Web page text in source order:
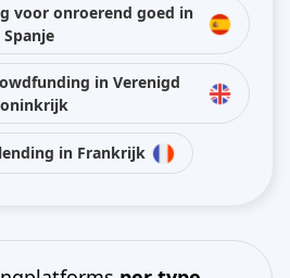
voor onroerend goed in
Spanje
in Verenigd
in Frankrijk